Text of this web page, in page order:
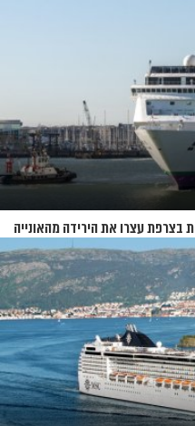
בצרפת עצרו את הירידה מהאונייה